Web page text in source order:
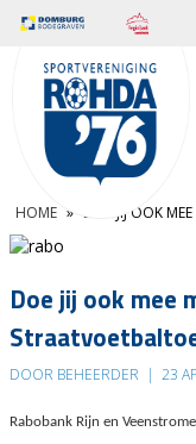
HOME » DOE JIJ OOK
Doe jij ook mee
DOOR BEHEERDER | 23
Rabobank Rijn en